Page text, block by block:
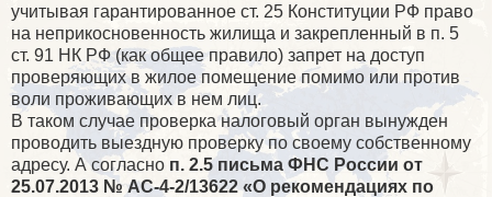
учитывая гарантированное ст. 25 Конституции РФ право
на неприкосновенность жилища и закрепленный в п. 5
ст. 91 НК РФ (как общее правило) запрет на доступ
проверяющих в жилое помещение помимо или против
воли проживающих в нем лиц.
В таком случае проверка налоговый орган вынужден
проводить выездную проверку по своему собственному
адресу. А согласно п. 2.5 письма ФНС России от
25.07.2013 № АС-4-2/13622 «О рекомендациях по